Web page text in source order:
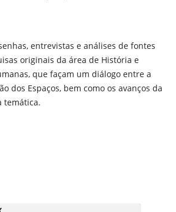
entrevistas e análises de fontes
originais da área de História e
que façam um diálogo entre a
dos Espaços, bem como os avanços da
temática.